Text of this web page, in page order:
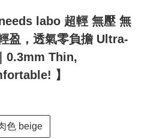
labo 超輕 無壓 無
盈，透氣零負擔 Ultra-
0.3mm Thin,
】
色 beige